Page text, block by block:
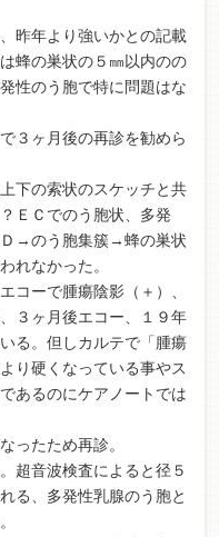
昨年より強いかとの記載
蜂の巣状の５㎜以内のの
性のう胞で特に問題はな
３ヶ月後の再診を勧めら
下の索状のスケッチと共
ＥＣでのう胞状、多発
Ｄ→のう胞集簇→蜂の巣状
れなかった。
コーで腫瘍陰影（＋）、
３ヶ月後エコー、１９年
る。但しカルテで「腫瘍
り硬くなっている事やス
あるのにケアノートでは
ったため再診。
超音波検査によると径５
る、多発性乳腺のう胞と